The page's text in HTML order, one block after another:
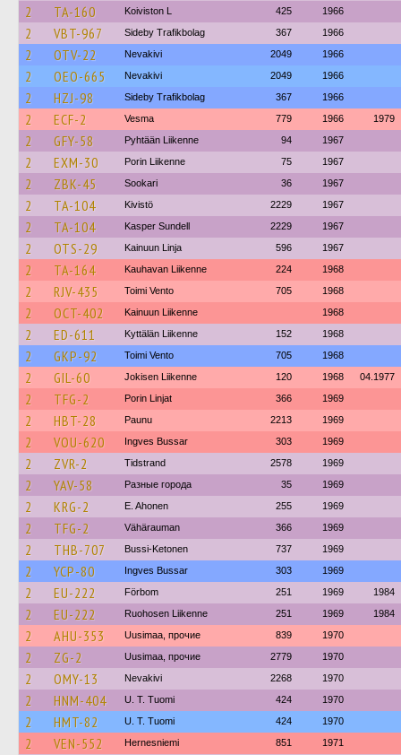
2 TA-160 Koiviston L 425 1966
2 VBT-967 Sideby Trafikbolag 367 1966
2 OTV-22 Nevakivi 2049 1966
2 OEO-665 Nevakivi 2049 1966
2 HZJ-98 Sideby Trafikbolag 367 1966
2 ECF-2 Vesma 779 1966 1979
2 GFY-58 Pyhtään Liikenne 94 1967
2 EXM-30 Porin Liikenne 75 1967
2 ZBK-45 Sookari 36 1967
2 TA-104 Kivistö 2229 1967
2 TA-104 Kasper Sundell 2229 1967
2 OTS-29 Kainuun Linja 596 1967
2 TA-164 Kauhavan Liikenne 224 1968
2 RJV-435 Toimi Vento 705 1968
2 OCT-402 Kainuun Liikenne 1968
2 ED-611 Kyttälän Liikenne 152 1968
2 GKP-92 Toimi Vento 705 1968
2 GIL-60 Jokisen Liikenne 120 1968 04.1977
2 TFG-2 Porin Linjat 366 1969
2 HBT-28 Paunu 2213 1969
2 VOU-620 Ingves Bussar 303 1969
2 ZVR-2 Tidstrand 2578 1969
2 YAV-58 Разные города 35 1969
2 KRG-2 E. Ahonen 255 1969
2 TFG-2 Vähärauman 366 1969
2 THB-707 Bussi-Ketonen 737 1969
2 YCP-80 Ingves Bussar 303 1969
2 EU-222 Förbom 251 1969 1984
2 EU-222 Ruohosen Liikenne 251 1969 1984
2 AHU-353 Uusimaa, прочие 839 1970
2 ZG-2 Uusimaa, прочие 2779 1970
2 OMY-13 Nevakivi 2268 1970
2 HNM-404 U. T. Tuomi 424 1970
2 HMT-82 U. T. Tuomi 424 1970
2 VEN-552 Hernesniemi 851 1971